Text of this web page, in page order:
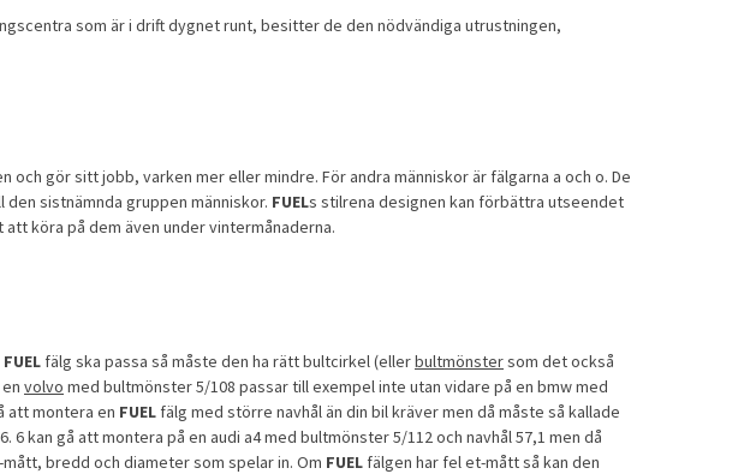
som är i drift dygnet runt, besitter de den nödvändiga utrustningen,
gör sitt jobb, varken mer eller mindre. För andra människor är fälgarna a och o. De
den sistnämnda gruppen människor. FUELs stilrena designen kan förbättra utseendet
köra på dem även under vintermånaderna.
FUEL fälg ska passa så måste den ha rätt bultcirkel (ellerbultmönstersom det också
volvo med bultmönster 5/108 passar till exempel inte utan vidare på en bmw med
att montera en FUEL fälg med större navhål än din bil kräver men då måste så kallade
kan gå att montera på en audi a4 med bultmönster 5/112 och navhål 57,1 men då
bredd och diameter som spelar in. Om FUEL fälgen har fel et-mått så kan den